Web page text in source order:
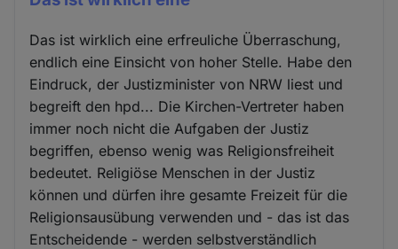
Das ist wirklich eine erfreuliche Überraschung,
endlich eine Einsicht von hoher Stelle. Habe den
Eindruck, der Justizminister von NRW liest und
begreift den hpd... Die Kirchen-Vertreter haben
immer noch nicht die Aufgaben der Justiz
begriffen, ebenso wenig was Religionsfreiheit
bedeutet. Religiöse Menschen in der Justiz
können und dürfen ihre gesamte Freizeit für die
Religionsausübung verwenden und - das ist das
Entscheidende - werden selbstverständlich